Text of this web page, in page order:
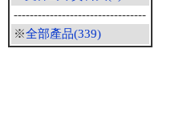
---------------------------------
※全部產品(339)